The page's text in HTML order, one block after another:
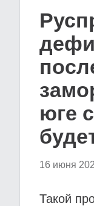
юге
16 июня
Такой